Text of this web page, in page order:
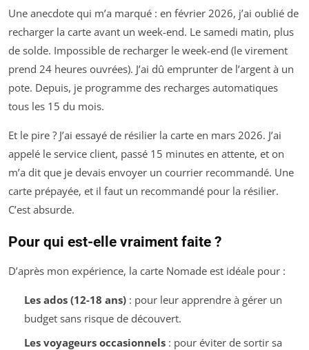
Une anecdote qui m’a marqué : en février 2026, j’ai oublié de
recharger la carte avant un week-end. Le samedi matin, plus
de solde. Impossible de recharger le week-end (le virement
prend 24 heures ouvrées). J’ai dû emprunter de l’argent à un
pote. Depuis, je programme des recharges automatiques
tous les 15 du mois.
Et le pire ? J’ai essayé de résilier la carte en mars 2026. J’ai
appelé le service client, passé 15 minutes en attente, et on
m’a dit que je devais envoyer un courrier recommandé. Une
carte prépayée, et il faut un recommandé pour la résilier.
C’est absurde.
Pour qui est-elle vraiment faite ?
D’après mon expérience, la carte Nomade est idéale pour :
Les ados (12-18 ans): pour leur apprendre à gérer un
budget sans risque de découvert.
Les voyageurs occasionnels: pour éviter de sortir sa